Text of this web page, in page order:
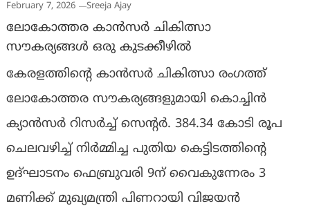
February 7, 2026 Sreeja Ajay
ലോകോത്തര കാന്‍സര്‍ ചികിത്സാ
സൗകര്യങ്ങള്‍ ഒരു കുടക്കീഴില്‍
കേരളത്തിന്റെ കാന്‍സര്‍ ചികിത്സാ രംഗത്ത്
ലോകോത്തര സൗകര്യങ്ങളുമായി കൊച്ചിന്‍
ക്യാന്‍സര്‍ റിസര്‍ച്ച് സെന്റര്‍. 384.34 കോടി രൂപ
ചെലവഴിച്ച് നിര്‍മ്മിച്ച പുതിയ കെട്ടിടത്തിന്റെ
ഉദ്ഘാടനം ഫെബ്രുവരി 9ന് വൈകുന്നേരം 3
മണിക്ക് മുഖ്യമന്ത്രി പിണറായി വിജയന്‍